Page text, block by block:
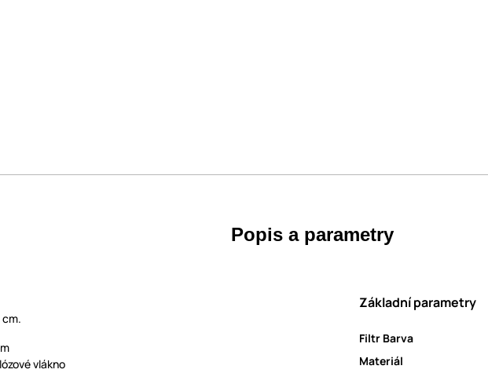
Popis a parametry
cm.
vlákno
Základní parametry
Filtr Barva
Materiál